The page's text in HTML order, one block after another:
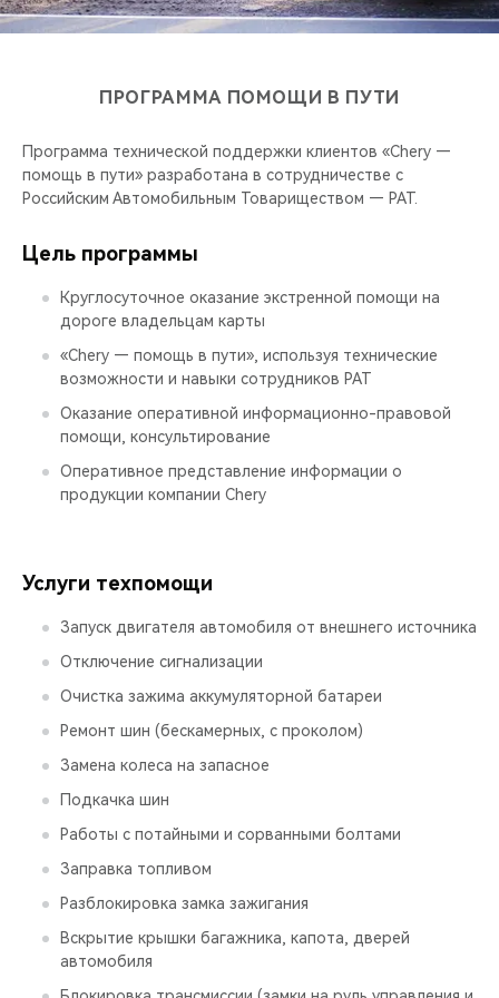
ВИДЕООБЗОРЫ
ПРОГРАММА ПОМОЩИ В ПУТИ
Программа технической поддержки клиентов «Chery —
помощь в пути» разработана в сотрудничестве с
Российским Автомобильным Товариществом — РАТ.
Цель программы
Круглосуточное оказание экстренной помощи на
дороге владельцам карты
«Chery — помощь в пути», используя технические
возможности и навыки сотрудников РАТ
Оказание оперативной информационно-правовой
помощи, консультирование
Оперативное представление информации о
продукции компании Chery
Услуги техпомощи
Запуск двигателя автомобиля от внешнего источника
Отключение сигнализации
Очистка зажима аккумуляторной батареи
Ремонт шин (бескамерных, с проколом)
Замена колеса на запасное
Подкачка шин
Работы с потайными и сорванными болтами
Заправка топливом
Разблокировка замка зажигания
Вскрытие крышки багажника, капота, дверей
автомобиля